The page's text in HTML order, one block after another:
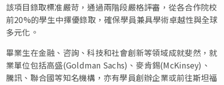
該項目錄取標准嚴苛，通過兩階段嚴格評審，從各合作院校
前20%的學生中擇優錄取，確保學員兼具學術卓越性與全球
多元化。
畢業生在金融、咨詢、科技和社會創新等領域成就斐然，就
業單位包括高盛(Goldman Sachs)、麥肯錫(McKinsey)、
騰訊、聯合國等知名機構，亦有學員創辦企業或前往斯坦福